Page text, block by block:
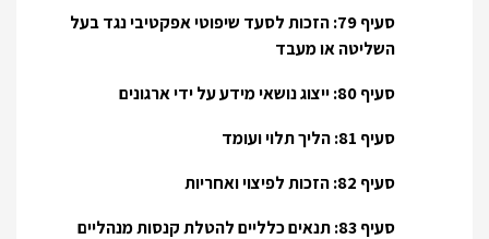
סעיף 79: הזכות לסעד שיפוטי אפקטיבי נגד בעל
השליטה או מעבד
סעיף 80: ייצוג נושאי מידע על ידי ארגונים
סעיף 81: הליך תלוי ועומד
סעיף 82: הזכות לפיצוי ואחריות
סעיף 83: תנאים כלליים להטלת קנסות מנהליים